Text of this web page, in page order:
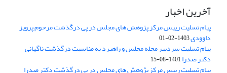
آخرین اخبار
پیام تسلیت رییس مرکز پژوهش های مجلس در پی درگذشت مرحوم پرویز
داوودی1403-02-01
پیام تسلیت سردبیر مجله مجلس و راهبرد به مناسبت درگذشت ناگهانی
دکتر صدرا1401-08-15
پیام تسلیت رییس مرکز پژوهش های مجلس در پی درگذشت دکتر صدرا